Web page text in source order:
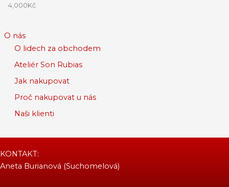
4,000Kč
O nás
O lidech za obchodem
Ateliér Son Rubias
Jak nakupovat
Proč nakupovat u nás
Naši klienti
KONTAKT:
Aneta Burianová (Suchomelová)